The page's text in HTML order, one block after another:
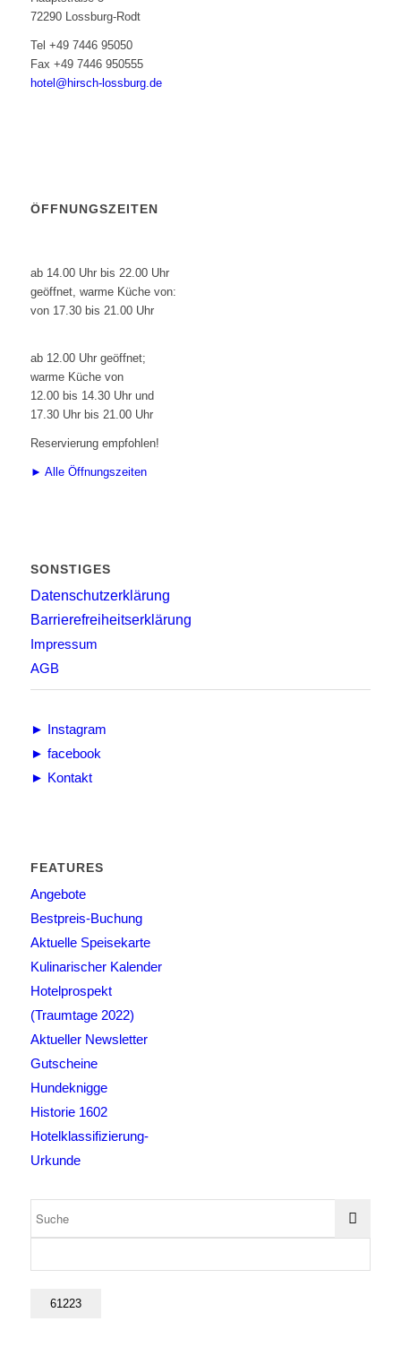
72290 Lossburg-Rodt
Tel +49 7446 95050
Fax +49 7446 950555
hotel@hirsch-lossburg.de
ÖFFNUNGSZEITEN
ab 14.00 Uhr bis 22.00 Uhr
geöffnet, warme Küche von:
von 17.30 bis 21.00 Uhr
ab 12.00 Uhr geöffnet;
warme Küche von
12.00 bis 14.30 Uhr und
17.30 Uhr bis 21.00 Uhr
Reservierung empfohlen!
► Alle Öffnungszeiten
SONSTIGES
Datenschutzerklärung
Barrierefreiheitserklärung
Impressum
AGB
► Instagram
► facebook
► Kontakt
FEATURES
Angebote
Bestpreis-Buchung
Aktuelle Speisekarte
Kulinarischer Kalender
Hotelprospekt
(Traumtage 2022)
Aktueller Newsletter
Gutscheine
Hundeknigge
Historie 1602
Hotelklassifizierung-
Urkunde